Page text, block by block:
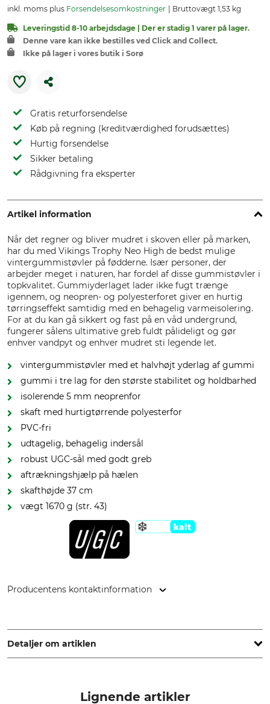
inkl. moms plus Forsendelsesomkostninger Bruttovægt 1,53 kg
Leveringstid 8-10 arbejdsdage | Der er stadig 1 varer på lager.
Denne vare kan ikke bestilles ved Click and Collect.
Ikke på lager i vores butik i Sorø
Gratis returforsendelse
Køb på regning (kreditværdighed forudsættes)
Hurtig forsendelse
Sikker betaling
Rådgivning fra eksperter
Artikel information
Når det regner og bliver mudret i skoven eller på marken,
har du med Vikings Trophy Neo High de bedst mulige
vintergummistøvler på fødderne. Især personer, der
arbejder meget i naturen, har fordel af disse gummistøvler i
topkvalitet. Gummiyderlaget lader ikke fugt trænge
igennem, og neopren- og polyesterforet giver en hurtig
tørringseffekt samtidig med en behagelig varmeisolering.
For at du kan gå sikkert og fast på en våd undergrund,
fungerer sålens ultimative greb fuldt pålideligt og gør
enhver vandpyt og enhver mudret sti legende let.
vintergummistøvler med et halvhøjt yderlag af gummi
gummi i tre lag for den største stabilitet og holdbarhed
isolerende 5 mm neoprenfor
skaft med hurtigtørrende polyesterfor
PVC-fri
udtagelig, behagelig indersål
robust UGC-sål med godt greb
aftrækningshjælp på hælen
skafthøjde 37 cm
vægt 1670 g (str. 43)
Producentens kontaktinformation
Germany, www.vikingfootwear.com
Detaljer om artiklen
Lignende artikler